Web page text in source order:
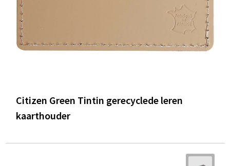
Citizen Green Tintin gerecyclede leren
kaarthouder